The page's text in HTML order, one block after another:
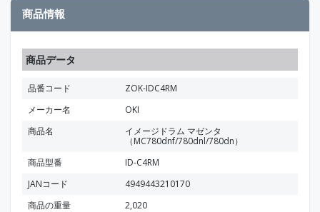
商品情報
商品データ
品番コード
ZOK-IDC4RM
メーカー名
OKI
商品名
イメージドラム マゼンタ
（MC780dnf/780dnl/780dn）
商品型番
ID-C4RM
JANコード
4949443210170
商品の重量
2,020